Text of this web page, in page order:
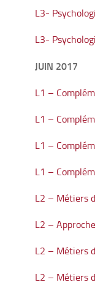
L3-
L3-
JUIN 2017
L1 –
L1 –
L1 –
L1 –
L2 – Métiers
L2 –
L2 – Métiers
L2 – Métiers